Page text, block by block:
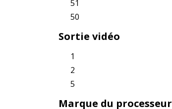
51
50
Sortie vidéo
1
2
5
Marque du processeur